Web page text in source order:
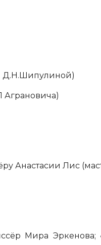
Д.Н.Шипулиной)
Аграновича)
Анастасии Лис
Мира Эркенова;